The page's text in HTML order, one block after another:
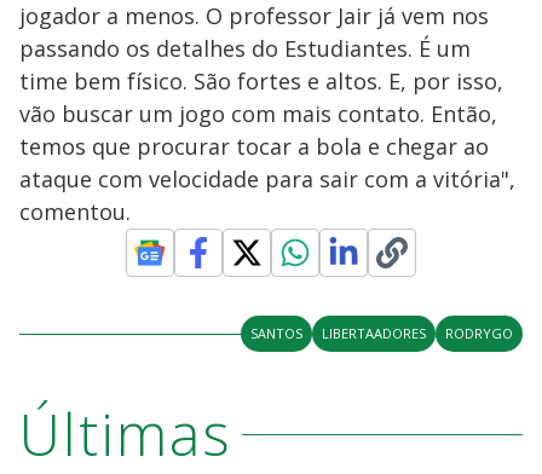
jogador a menos. O professor Jair já vem nos
passando os detalhes do Estudiantes. É um
time bem físico. São fortes e altos. E, por isso,
vão buscar um jogo com mais contato. Então,
temos que procurar tocar a bola e chegar ao
ataque com velocidade para sair com a vitória",
comentou.
SANTOS LIBERTAADORES RODRYGO
Últimas